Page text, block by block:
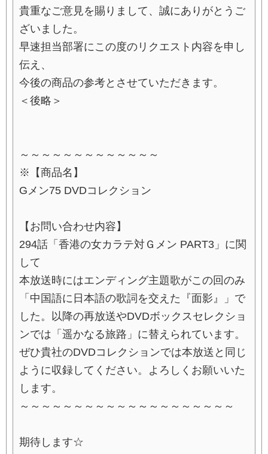
貴重なご意見を賜りまして、誠にありがとうご
ざいました。
早速担当部署にこの度のリクエスト内容を申し
伝え、
今後の商品の参考とさせていただきます。
＜後略＞
～～～～～～～～～～～～～
※【商品名】
Gメン75 DVDコレクション
【お問い合わせ内容】
294話「香港の女カラテ対Ｇメン PART3」に関
して
本放送時にはエンディング主題歌がこの回のみ
「中国語に日本語の歌詞を交えた『面影』」で
した。以降の再放送やDVDボックスセレクショ
ンでは「遥かなる旅路」に替えられています。
ぜひ貴社のDVDコレクションでは本放送と同じ
ように収録してください。よろしくお願いいた
します。
～～～～～～～～～～～～～～～～～～～～
期待します☆